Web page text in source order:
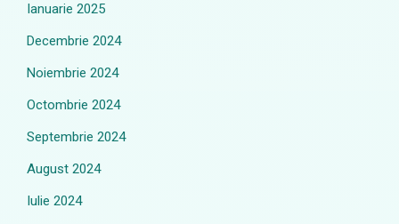
Ianuarie 2025
Decembrie 2024
Noiembrie 2024
Octombrie 2024
Septembrie 2024
August 2024
Iulie 2024